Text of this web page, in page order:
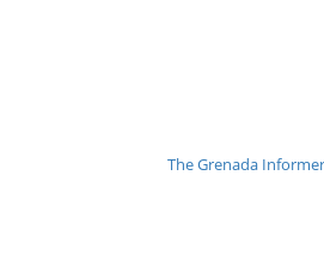
The Grenada